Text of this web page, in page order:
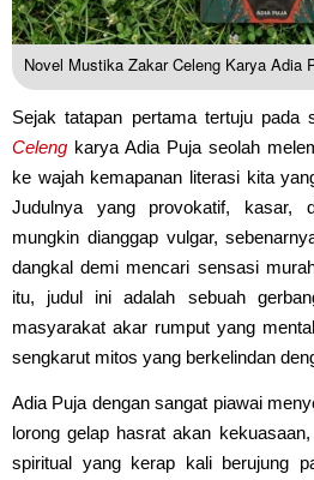
Novel Mustika Zakar Celeng Karya Adia
Sejak tatapan pertama tertuju pada
Celeng karya Adia Puja seolah
ke wajah kemapanan literasi kita
Judulnya yang provokatif, kasar,
mungkin dianggap vulgar,
dangkal demi mencari sensasi
itu, judul ini adalah sebuah
masyarakat akar rumput yang
sengkarut mitos yang berkelindan
Adia Puja dengan sangat piawai
lorong gelap hasrat akan
spiritual yang kerap kali berujung